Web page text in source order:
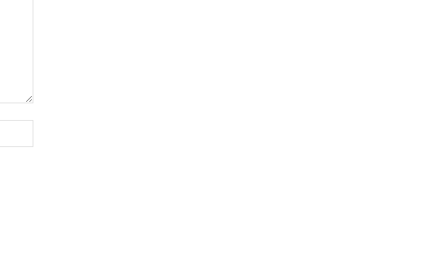
Internetowa: